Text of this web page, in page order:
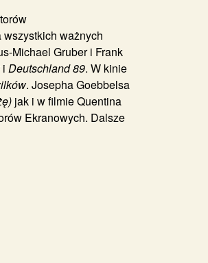
ważnych
Michael Gruber i Frank
i Deutschland 89. W kinie
. Josepha Goebbelsa
jak i w filmie Quentina
Ekranowych. Dalsze